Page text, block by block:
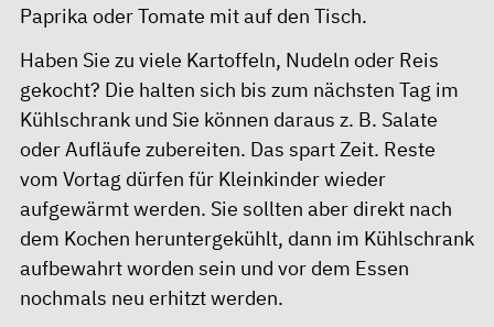
Paprika oder Tomate mit auf den Tisch.
Haben Sie zu viele Kartoffeln, Nudeln oder Reis
gekocht? Die halten sich bis zum nächsten Tag im
Kühlschrank und Sie können daraus z. B. Salate
oder Aufläufe zubereiten. Das spart Zeit. Reste
vom Vortag dürfen für Kleinkinder wieder
aufgewärmt werden. Sie sollten aber direkt nach
dem Kochen heruntergekühlt, dann im Kühlschrank
aufbewahrt worden sein und vor dem Essen
nochmals neu erhitzt werden.